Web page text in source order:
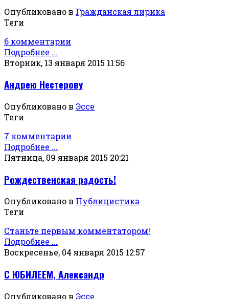
Опубликовано в Гражданская лирика
Теги
6 комментарии
Подробнее ...
Вторник, 13 января 2015 11:56
Андрею Нестерову
Опубликовано в Эссе
Теги
7 комментарии
Подробнее ...
Пятница, 09 января 2015 20:21
Рождественская радость!
Опубликовано в Публицистика
Теги
Станьте первым комментатором!
Подробнее ...
Воскресенье, 04 января 2015 12:57
С ЮБИЛЕЕМ, Александр
Опубликовано в Эссе